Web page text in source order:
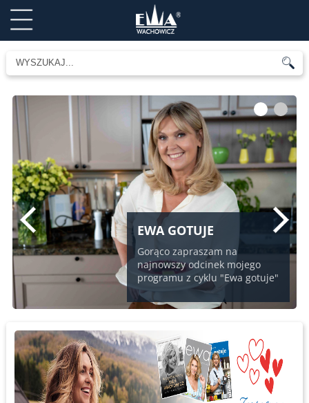
EWA GOTUJE
Gorąco zapraszam na
najnowszy odcinek mojego
programu z cyklu "Ewa gotuje"
1 2